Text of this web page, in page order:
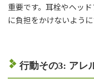
重要です。耳栓やヘッ
に負担をかけないよう
行動その3: アレ